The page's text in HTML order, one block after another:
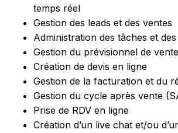
temps réel
Gestion des leads et des ventes
Administration des tâches et
Gestion du prévisionnel de vente
Création de devis en ligne
Gestion de la facturation et du
Gestion du cycle après vente
Prise de RDV en ligne
Création d’un live chat et/ou